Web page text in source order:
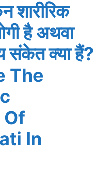
शारीरिक
है अथवा
संकेत क्या हैं?
The
Of
In